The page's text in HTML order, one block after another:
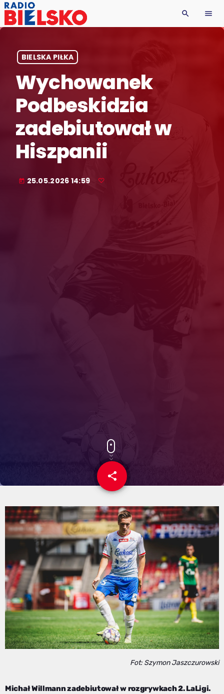
search menu
BIELSKA PIŁKA
Wychowanek
Podbeskidzia
zadebiutował w
Hiszpanii
today 25.05.2026 14:59
share
email
Fot: Szymon Jaszczurowski
Michał Willmann zadebiutował w rozgrywkach 2. LaLigi.